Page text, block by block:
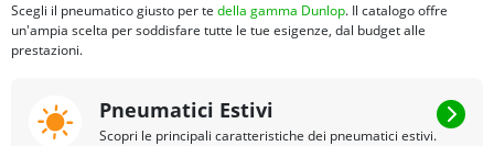
Scegli il pneumatico giusto per te della gamma Dunlop. Il catalogo offre
un'ampia scelta per soddisfare tutte le tue esigenze, dal budget alle
prestazioni.
Pneumatici Estivi
Scopri le principali caratteristiche dei pneumatici estivi.